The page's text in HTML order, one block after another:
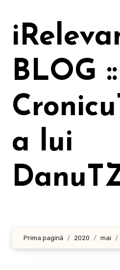
conținut
BLOG ::
a lui
Prima pagină 2020 mai